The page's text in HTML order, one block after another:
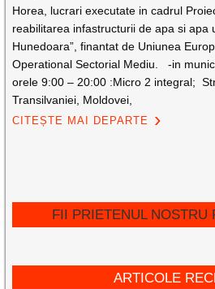
Horea, lucrari executate in cadrul
reabilitarea infastructurii de apa si apa
Hunedoara”, finantat de Uniunea
Operational Sectorial Mediu. -in
orele 9:00 – 20:00 :Micro 2 integral;
Transilvaniei, Moldovei,
CITEȘTE MAI DEPARTE
FII PRIETENUL NOSTRU
ARTICOLE